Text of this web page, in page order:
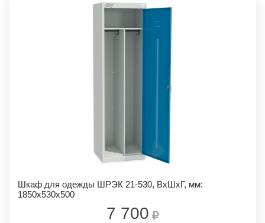
Шкаф для одежды ШРЭК 21-530, ВхШхГ, мм:
1850х530х500
7 700